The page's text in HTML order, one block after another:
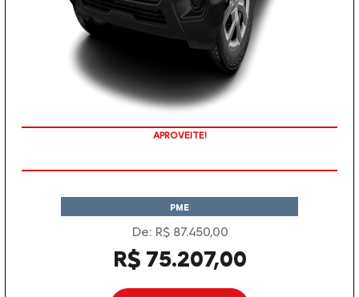
APROVEITE!
PME
De: R$ 87.450,00
R$ 75.207,00